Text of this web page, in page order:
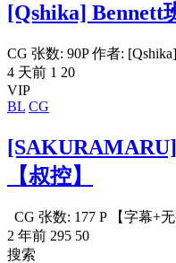
[Qshika] Bennett
CG 张数: 90P 作者:
4 天前 1 20
VIP
BL CG
【叔控】
CG 张数: 177 P 【字幕+
2 年前 295 50
搜索